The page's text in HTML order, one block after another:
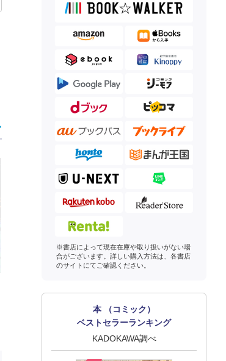
※書店によって現在在庫や取り扱いがない場
合がございます。詳しい購入方法は、各書店
のサイトにてご確認ください。
本 （コミック）
ベストセラーランキング
KADOKAWA調べ